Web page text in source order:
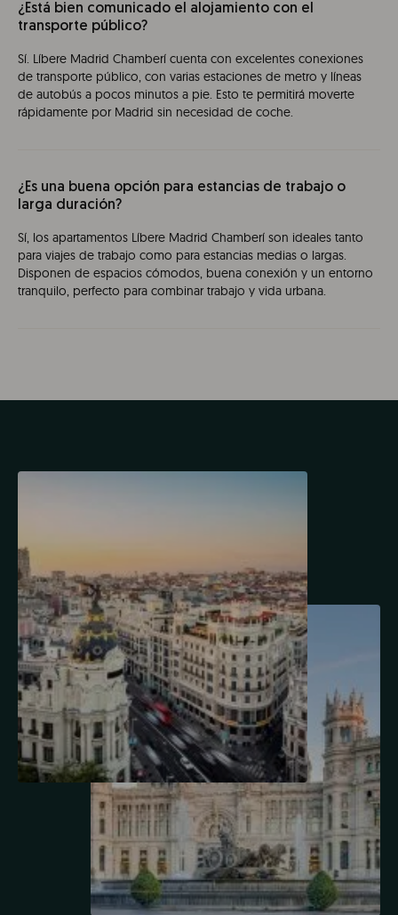
¿Está bien comunicado el alojamiento con el
transporte público?
Sí. Líbere Madrid Chamberí cuenta con excelentes conexiones
de transporte público, con varias estaciones de metro y líneas
de autobús a pocos minutos a pie. Esto te permitirá moverte
rápidamente por Madrid sin necesidad de coche.
¿Es una buena opción para estancias de trabajo o
larga duración?
Sí, los apartamentos Líbere Madrid Chamberí son ideales tanto
para viajes de trabajo como para estancias medias o largas.
Disponen de espacios cómodos, buena conexión y un entorno
tranquilo, perfecto para combinar trabajo y vida urbana.